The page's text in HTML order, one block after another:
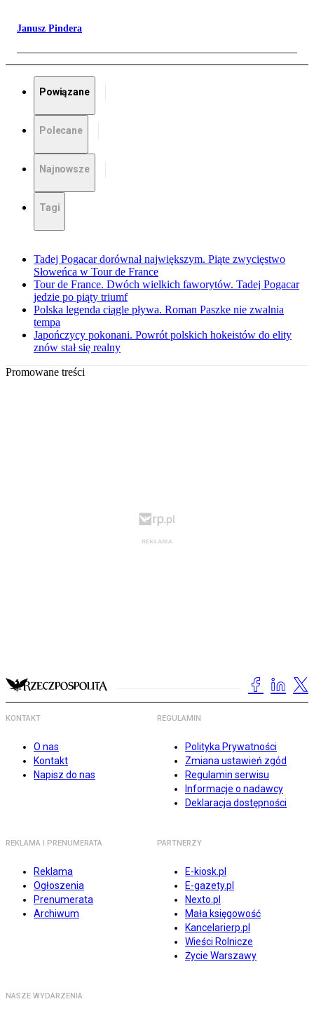
Janusz Pindera
Powiązane
Polecane
Najnowsze
Tagi
Tadej Pogacar dorównał największym. Piąte zwycięstwo
Słoweńca w Tour de France
Tour de France. Dwóch wielkich faworytów. Tadej Pogacar
jedzie po piąty triumf
Polska legenda ciągle pływa. Roman Paszke nie zwalnia
tempa
Japończycy pokonani. Powrót polskich hokeistów do elity
znów stał się realny
Promowane treści
KONTAKT
O nas
Kontakt
Napisz do nas
REGULAMIN
Polityka Prywatności
Zmiana ustawień zgód
Regulamin serwisu
Informacje o nadawcy
Deklaracja dostępności
REKLAMA I PRENUMERATA
Reklama
Ogłoszenia
Prenumerata
Archiwum
PARTNERZY
E-kiosk.pl
E-gazety.pl
Nexto.pl
Mała księgowość
Kancelarierp.pl
Wieści Rolnicze
Życie Warszawy
NASZE WYDARZENIA